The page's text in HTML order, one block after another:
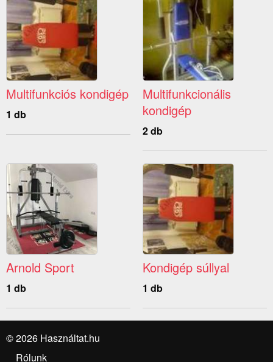
Multifunkciós kondigép
1 db
Multifunkcionális
kondigép
2 db
Arnold Sport
1 db
Kondigép súllyal
1 db
© 2026 Használtat.hu
Rólunk